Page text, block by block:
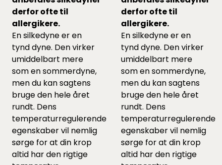
derfor ofte til
allergikere.
En silkedyne er en
tynd dyne. Den virker
umiddelbart mere
som en sommerdyne,
men du kan sagtens
bruge den hele året
rundt. Dens
temperaturregulerende
egenskaber vil nemlig
sørge for at din krop
altid har den rigtige
derfor ofte til
allergikere.
En silkedyne er en
tynd dyne. Den virker
umiddelbart mere
som en sommerdyne,
men du kan sagtens
bruge den hele året
rundt. Dens
temperaturregulerende
egenskaber vil nemlig
sørge for at din krop
altid har den rigtige